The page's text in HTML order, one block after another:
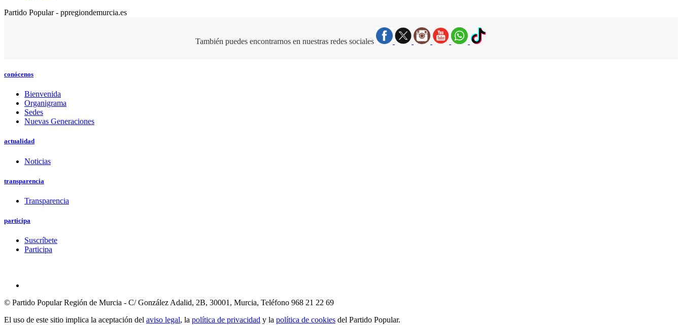
Partido Popular - ppregiondemurcia.es
También puedes encontrarnos en nuestras redes sociales
conócenos
Bienvenida
Organigrama
Sedes
Nuevas Generaciones
actualidad
Noticias
transparencia
Transparencia
participa
Suscríbete
Participa
© Partido Popular Región de Murcia - C/ González Adalid, 2B, 30001, Murcia, Teléfono 968 21 22 69
El uso de este sitio implica la aceptación del aviso legal, la política de privacidad y la política de cookies del Partido Popular.